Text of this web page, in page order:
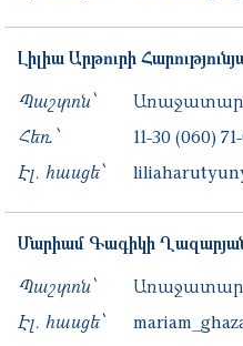
Լիլիա Արթուրի
Պաշտոն՝
Հեռ․՝
11-30(060)
Էլ. հասցե՝
Մարիամ Գագիկի
Պաշտոն՝
Էլ. հասցե՝